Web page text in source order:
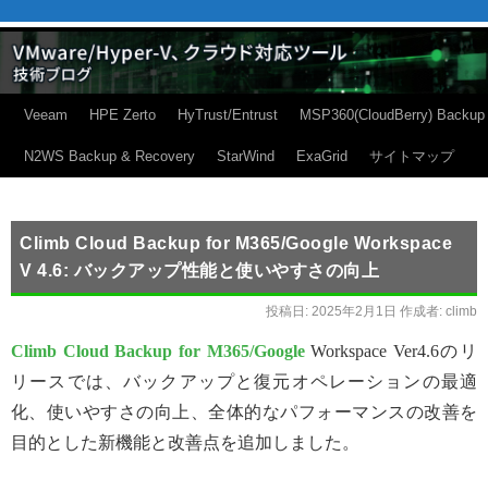
Veeam HPE Zerto HyTrust/Entrust MSP360(CloudBerry) Backup
N2WS Backup & Recovery StarWind ExaGrid サイトマップ
Climb Cloud Backup for M365/Google Workspace
V 4.6: バックアップ性能と使いやすさの向上
投稿日: 2025年2月1日 作成者: climb
Climb Cloud Backup for M365/GoogleWorkspace Ver4.6のリ
リースでは、バックアップと復元オペレーションの最適
化、使いやすさの向上、全体的なパフォーマンスの改善を
目的とした新機能と改善点を追加しました。